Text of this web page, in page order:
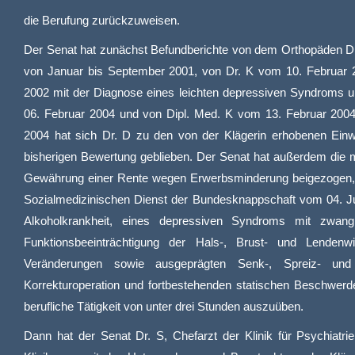
die Berufung zurückzuweisen.
Der Senat hat zunächst Befundberichte von dem Orthopäden
von Januar bis September 2001, von Dr. K vom 10. Februar
2002 mit der Diagnose eines leichten depressiven Syndroms
06. Februar 2004 und von Dipl. Med. K vom 13. Februar
2004 hat sich Dr. D zu den von der Klägerin erhobenen
bisherigen Bewertung geblieben. Der Senat hat außerdem die
Gewährung einer Rente wegen Erwerbsminderung
Sozialmedizinischen Dienst der Bundesknappschaft vom 04.
Alkoholkrankheit, eines depressiven Syndroms mit
Funktionsbeeinträchtigung der Hals-, Brust- und
Veränderungen sowie ausgeprägten Senk-, Spreiz-
Korrekturoperation und fortbestehenden statischen
berufliche Tätigkeit von unter drei Stunden auszuüben.
Dann hat der Senat Dr. S, Chefarzt der Klinik für